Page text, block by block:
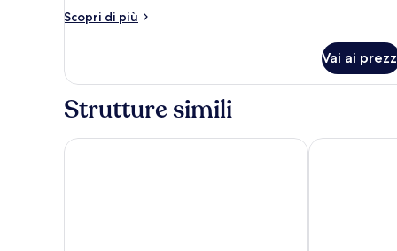
Scopri di più
Altri
Vai ai
Strutture simili
Servatur Altamar H10 Costa